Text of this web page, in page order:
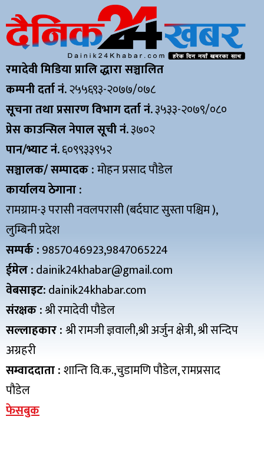
रमादेवी मिडिया प्रालि द्धारा सञ्चालित
कम्पनी दर्ता नं.२५५६९३-२०७७/०७८
सूचना तथा प्रसारण विभाग दर्ता नं.३५३३-२०७९/०८०
प्रेस काउन्सिल नेपाल सूची नं.३७०२
पान/भ्याट नं.६०९९३३९५२
सञ्चालक/ सम्पादक :मोहन प्रसाद पौडेल
कार्यालय ठेगाना :
रामग्राम-३ परासी नवलपरासी (बर्दघाट सुस्ता पश्चिम ),
लुम्बिनी प्रदेश
सम्पर्क :9857046923,9847065224
ईमेल :dainik24khabar@gmail.com
वेबसाइट:dainik24khabar.com
संरक्षक :श्री रमादेवी पौडेल
सल्लाहकार :श्री रामजी ज्ञवाली,श्री अर्जुन क्षेत्री, श्री सन्दिप
अग्रहरी
सम्वाददाता :शान्ति वि.क.,चुडामणि पौडेल, रामप्रसाद
पौडेल
फेसबुक